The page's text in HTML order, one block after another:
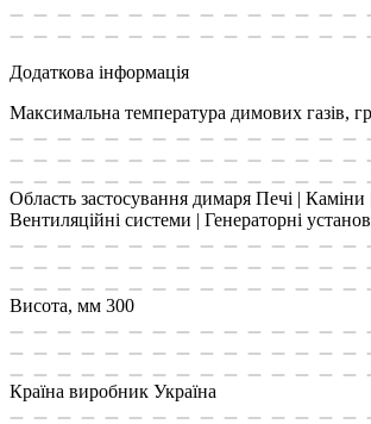
Додаткова інформація
Максимальна температура димових газів,
Область застосування димаря Печі | Каміни
Вентиляційні системи | Генераторні
Висота, мм 300
Країна виробник Україна